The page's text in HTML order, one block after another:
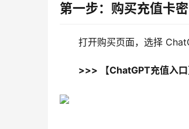
第一步：购买充值卡密
打开购买页面，选择
>>> 【ChatGPT充值入口